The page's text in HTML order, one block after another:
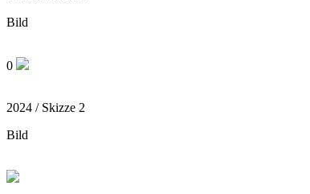
Bild
0
2024 / Skizze 2
Bild